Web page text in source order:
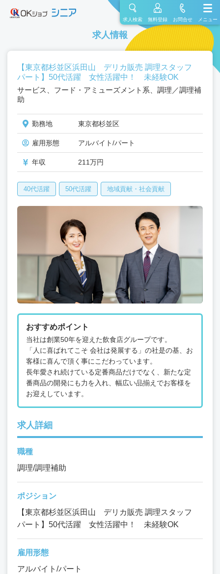
求人検索 無料登録 お問合せ メニュー
求人情報
【東京都杉並区浜田山 デリカ販売 調理スタッフ
パート】50代活躍 女性活躍中！ 未経験OK
サービス、フード・アミューズメント系、調理／調理補
助
勤務地 東京都杉並区
雇用形態 アルバイト/パート
年収 211万円
40代活躍 50代活躍 地域貢献・社会貢献
おすすめポイント
当社は創業50年を迎えた飲食店グループです。
「人に喜ばれてこそ 会社は発展する」の社是の基、お
客様に喜んで頂く事にこだわっています。
長年愛され続けている定番商品だけでなく、新たな定
番商品の開発にも力を入れ、幅広い品揃えでお客様を
お迎えしています。
求人詳細
職種
調理/調理補助
ポジション
【東京都杉並区浜田山 デリカ販売 調理スタッフ
パート】50代活躍 女性活躍中！ 未経験OK
雇用形態
アルバイト/パート